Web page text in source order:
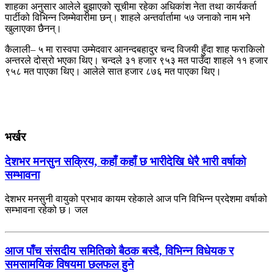
शाहका अनुसार आलेले बुझाएको सूचीमा रहेका अधिकांश नेता तथा कार्यकर्ता
पार्टीको विभिन्न जिम्मेवारीमा छन्। शाहले अन्तर्वार्तामा ५७ जनाको नाम भने
खुलाएका छैनन्।
कैलाली– ५ मा रास्वपा उम्मेदवार आनन्दबहादुर चन्द विजयी हुँदा शाह फराकिलो
अन्तरले दोस्रो भएका थिए। चन्दले ३१ हजार ९५३ मत पाउँदा शाहले ११ हजार
९५८ मत पाएका थिए। आलेले सात हजार ८७६ मत पाएका थिए।
भर्खर
देशभर मनसुन सक्रिय, कहाँ कहाँ छ भारीदेखि धेरै भारी वर्षाको
सम्भावना
देशभर मनसुनी वायुको प्रभाव कायम रहेकाले आज पनि विभिन्न प्रदेशमा वर्षाको
सम्भावना रहेको छ। जल
आज पाँच संसदीय समितिको बैठक बस्दै, विभिन्न विधेयक र
समसामयिक विषयमा छलफल हुने